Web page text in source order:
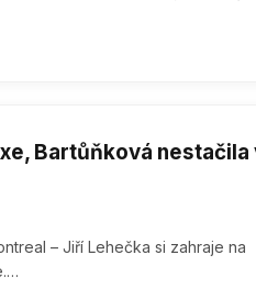
Bartůňková nestačila
– Jiří Lehečka si zahraje na